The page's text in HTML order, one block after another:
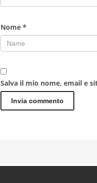
Nome *
Salva il mio nome, email e